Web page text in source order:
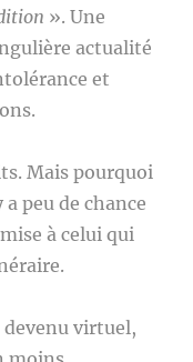
». Une
actualité
et
Mais pourquoi
peu de chance
à celui qui
virtuel,